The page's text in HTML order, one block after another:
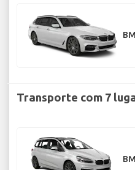
Transporte com 7